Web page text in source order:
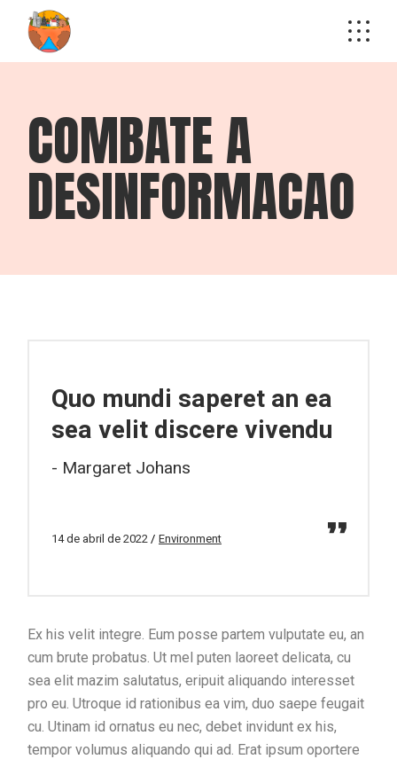
COMBATE A
DESINFORMACAO
Quo mundi saperet an ea
sea velit discere vivendu
Margaret Johans
14 de abril de 2022 Environment
Ex his velit integre. Eum posse partem vulputate eu, an
cum brute probatus. Ut mel puten laoreet delicata, cu
sea elit mazim salutatus, eripuit aliquando interesset
pro eu. Utroque id rationibus ea vim, duo saepe feugait
cu. Utinam id ornatus eu nec, debet invidunt ex his,
tempor volumus aliquando qui ad. Erat ipsum oportere